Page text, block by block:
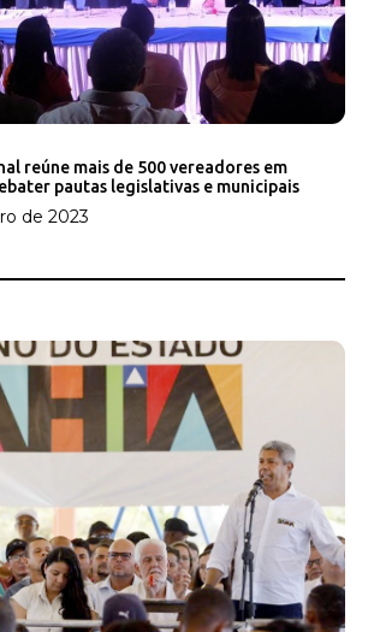
reúne mais de 500 vereadores em
pautas legislativas e municipais
de 2023